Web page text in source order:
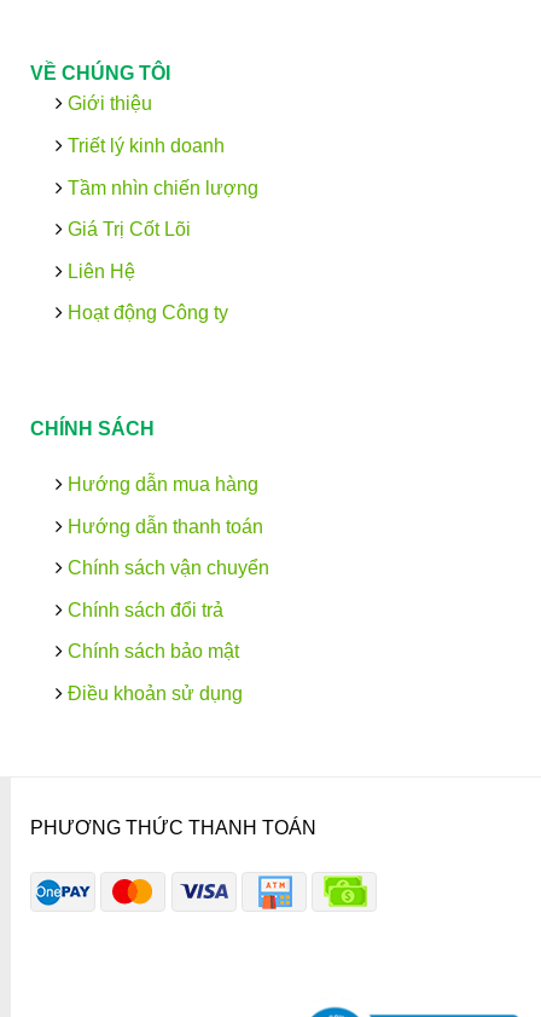
VỀ CHÚNG TÔI
Giới thiệu
Triết lý kinh doanh
Tầm nhìn chiến lượng
Giá Trị Cốt Lõi
Liên Hệ
Hoạt động Công ty
CHÍNH SÁCH
Hướng dẫn mua hàng
Hướng dẫn thanh toán
Chính sách vận chuyển
Chính sách đổi trả
Chính sách bảo mật
Điều khoản sử dụng
PHƯƠNG THỨC THANH TOÁN